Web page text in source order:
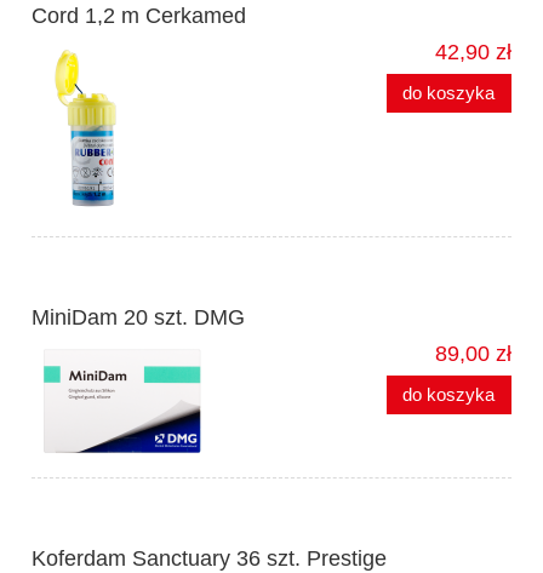
Cord 1,2 m Cerkamed
42,90 zł
do koszyka
MiniDam 20 szt. DMG
89,00 zł
do koszyka
Koferdam Sanctuary 36 szt. Prestige